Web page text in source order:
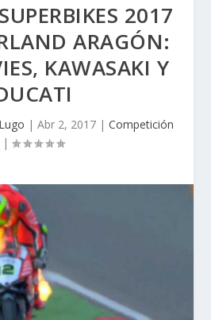
2017
ARAGÓN:
KAWASAKI Y
| Abr 2, 2017 | Competición
|